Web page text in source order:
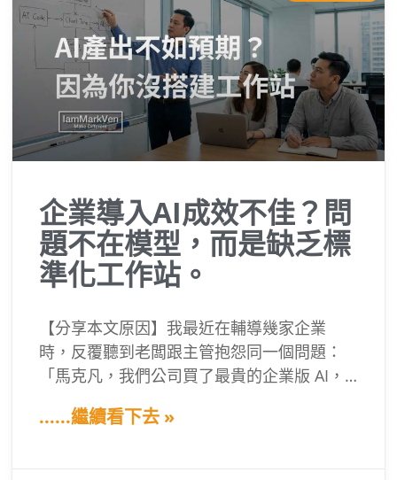
企業導入AI成效不佳？問
題不在模型，而是缺乏標
準化工作站。
【分享本文原因】我最近在輔導幾家企業
時，反覆聽到老闆跟主管抱怨同一個問題：
「馬克凡，我們公司買了最貴的企業版 AI，
報表也一塌糊塗，AI 是不是變笨了啊？」看
......繼續看下去 »